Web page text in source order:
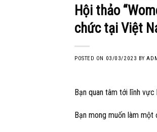
Hội thảo
chức tại Việt
POSTED ON 03/03/2023 BY
Bạn quan tâm tới lĩnh vực
Bạn mong muốn làm